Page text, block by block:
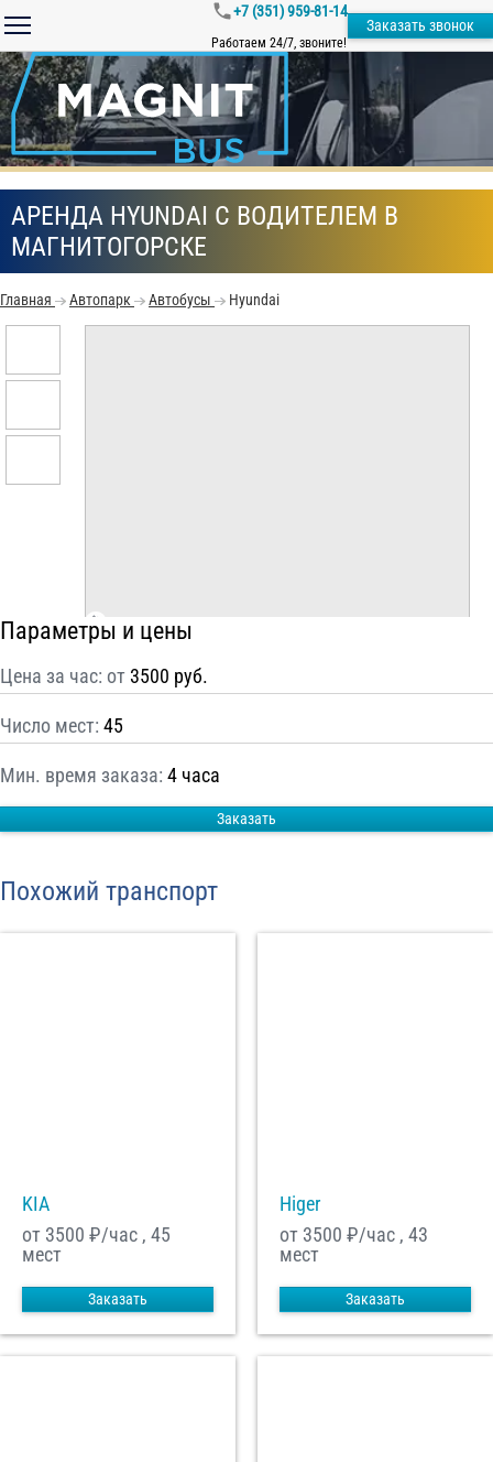
+7 (351) 959-81-14
Работаем 24/7, звоните!
Заказать звонок
АРЕНДА HYUNDAI С ВОДИТЕЛЕМ В
МАГНИТОГОРСКЕ
Главная Автопарк Автобусы Hyundai
Параметры и цены
Цена за час: от 3500 руб.
Число мест: 45
Мин. время заказа: 4 часа
Заказать
Похожий транспорт
KIA
от 3500 ₽/час , 45
мест
Заказать
Higer
от 3500 ₽/час , 43
мест
Заказать